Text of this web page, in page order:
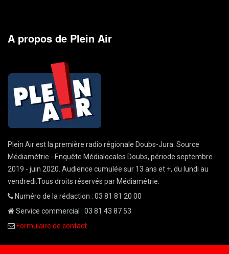
A propos de Plein Air
Plein Air est la première radio régionale Doubs-Jura. Source
Médiamétrie - Enquête Médialocales Doubs, période septembre
2019 - juin 2020. Audience cumulée sur 13 ans et +, du lundi au
vendredi.Tous droits réservés par Médiamétrie.
Numéro de la rédaction : 03 81 81 20 00
Service commercial : 03 81 43 87 53
Formulaire de contact